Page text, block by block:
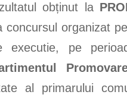
obținut la
concursul organizat
executie, pe
al primarului